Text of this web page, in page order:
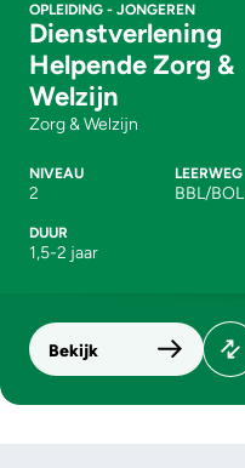
OPLEIDING - JONGEREN
Dienstverlening
Helpende Zorg &
Welzijn
Zorg & Welzijn
NIVEAU
2
LEERWEG
BBL/BOL
DUUR
1,5-2 jaar
Bekijk